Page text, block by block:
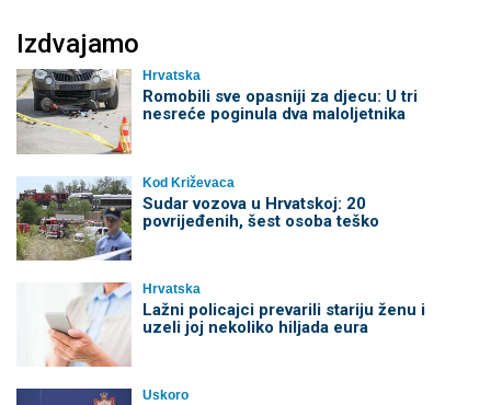
Izdvajamo
Hrvatska
Romobili sve opasniji za djecu: U tri
nesreće poginula dva maloljetnika
Kod Križevaca
Sudar vozova u Hrvatskoj: 20
povrijeđenih, šest osoba teško
Hrvatska
Lažni policajci prevarili stariju ženu i
uzeli joj nekoliko hiljada eura
Uskoro